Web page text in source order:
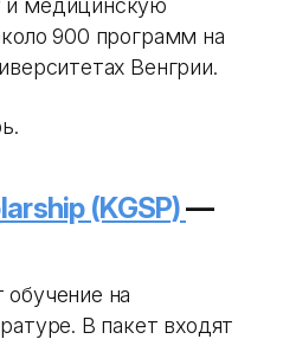
и медицинскую
900 программ на
Венгрии.
(KGSP)—
на
В пакет входят